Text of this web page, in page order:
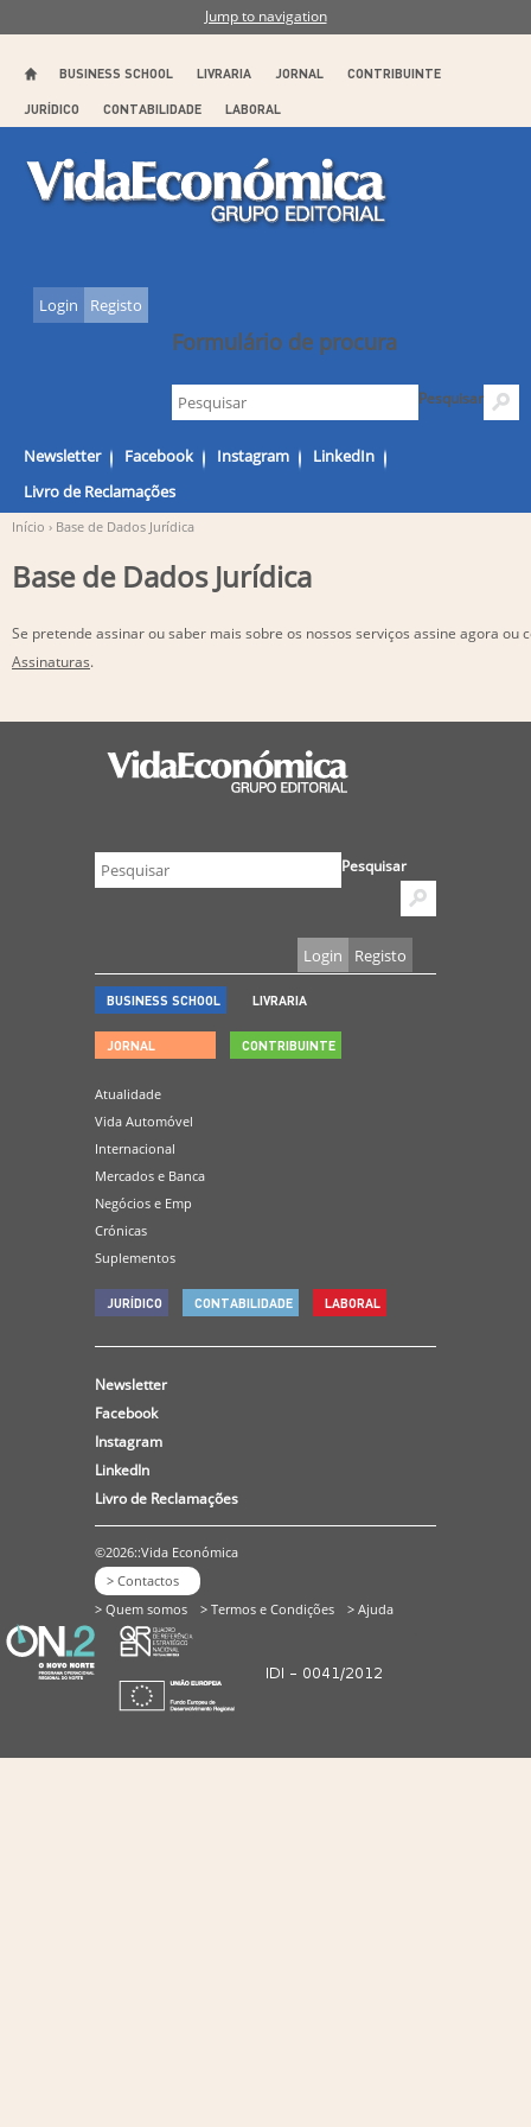
Jump to navigation
BUSINESS SCHOOL LIVRARIA JORNAL CONTRIBUINTE
JURÍDICO CONTABILIDADE LABORAL
Formulário de procura
Pesquisar
Login Registo
Newsletter Facebook Instagram
LinkedIn
Livro de Reclamações
Início › Base de Dados Jurídica
Base de Dados Jurídica
Se pretende assinar ou saber mais sobre os nossos serviços assine agora ou
Assinaturas.
Pesquisar
Login Registo
BUSINESS SCHOOL LIVRARIA
JORNAL
Atualidade
Vida Automóvel
Internacional
Mercados e Banca
Negócios e Emp
Crónicas
Suplementos
CONTRIBUINTE
JURÍDICO CONTABILIDADE LABORAL
Newsletter
Facebook
Instagram
LinkedIn
Livro de Reclamações
©2026::Vida Económica
> Contactos
> Quem somos
> Termos e Condições > Ajuda